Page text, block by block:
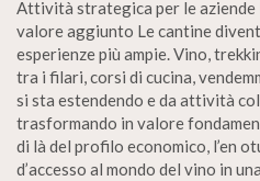
Attività strategica per le aziende
valore aggiunto Le cantine
esperienze più ampie. Vino,
tra i filari, corsi di cucina,
si sta estendendo e da attività
trasformando in valore
di là del profilo economico, l’en
d’accesso al mondo del vino in